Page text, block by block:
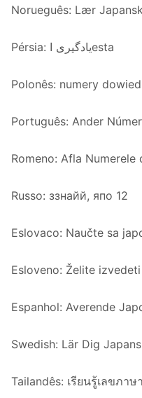
Norueguês: Lær
Pérsia: یادگیری اesta
Polonês: numery
Português: Ander
Romeno: Afla Numerele
Russo: ззнайй, япо 12
Eslovaco: Naučte sa
Esloveno: Želite
Espanhol: Averende
Swedish: Lär Dig
Tailandês: เรียนรู้เลขภา